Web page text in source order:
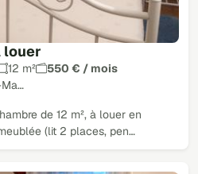
louer
12 m²
550 € / mois
de 12 m², à louer en
(lit 2 places, pen…